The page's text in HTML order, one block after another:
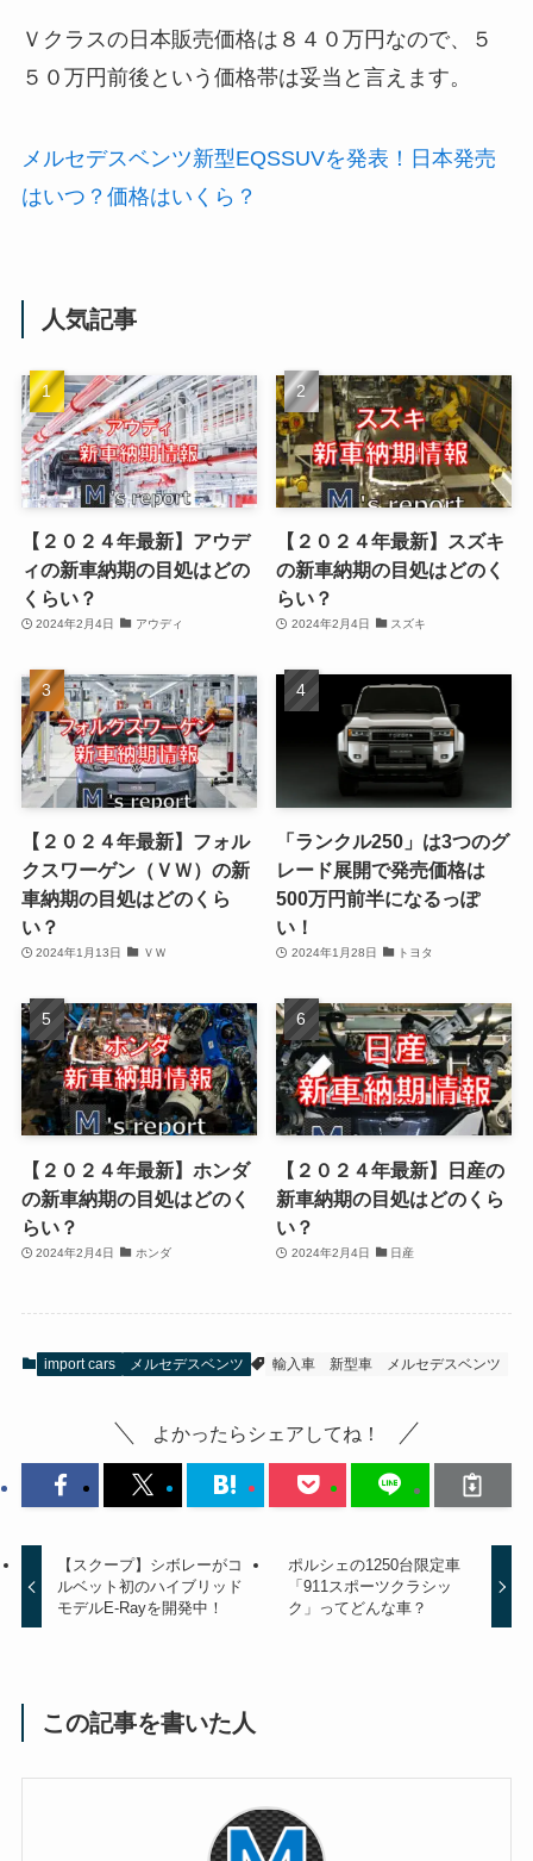
Ｖクラスの日本販売価格は８４０万円なので、５
５０万円前後という価格帯は妥当と言えます。
メルセデスベンツ新型EQSSUVを発表！日本発売
はいつ？価格はいくら？
人気記事
【２０２４年最新】アウデ
ィの新車納期の目処はどの
くらい？
2024年2月4日 アウディ
【２０２４年最新】スズキ
の新車納期の目処はどのく
らい？
2024年2月4日 スズキ
【２０２４年最新】フォル
クスワーゲン（ＶＷ）の新
車納期の目処はどのくら
い？
2024年1月13日 ＶＷ
「ランクル250」は3つのグ
レード展開で発売価格は
500万円前半になるっぽ
い！
2024年1月28日 トヨタ
【２０２４年最新】ホンダ
の新車納期の目処はどのく
らい？
2024年2月4日 ホンダ
【２０２４年最新】日産の
新車納期の目処はどのくら
い？
2024年2月4日 日産
import cars メルセデスベンツ 輸入車 新型車 メルセデスベンツ
よかったらシェアしてね！
【スクープ】シボレーがコ
ルベット初のハイブリッド
モデルE-Rayを開発中！
ポルシェの1250台限定車
「911スポーツクラシッ
ク」ってどんな車？
この記事を書いた人